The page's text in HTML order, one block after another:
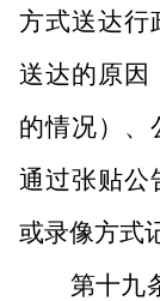
方式送达行
送达的原因
的情况）、
通过张贴公
或录像方式
第十九